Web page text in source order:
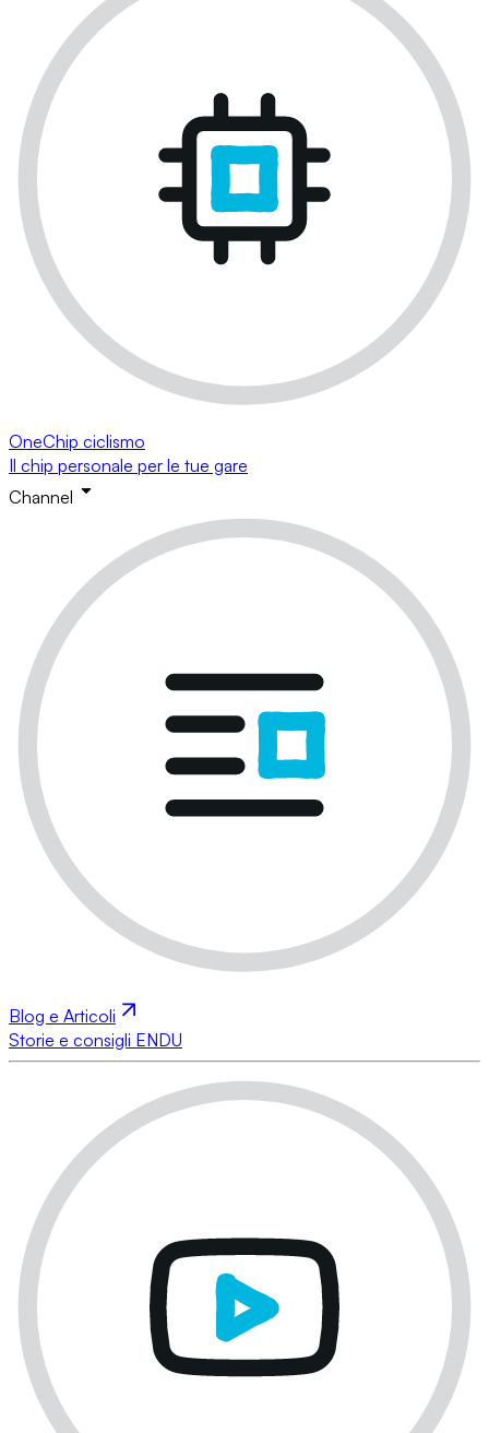
OneChip ciclismo
Il chip personale per le tue gare
Channel
Blog e Articoli
Storie e consigli ENDU